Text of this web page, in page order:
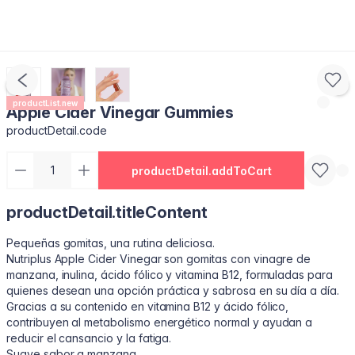
productList.new
Apple Cider Vinegar Gummies
productDetail.code
productDetail.addToCart
productDetail.titleContent
Pequeñas gomitas, una rutina deliciosa.
Nutriplus Apple Cider Vinegar son gomitas con vinagre de
manzana, inulina, ácido fólico y vitamina B12, formuladas para
quienes desean una opción práctica y sabrosa en su día a día.
Gracias a su contenido en vitamina B12 y ácido fólico,
contribuyen al metabolismo energético normal y ayudan a
reducir el cansancio y la fatiga.